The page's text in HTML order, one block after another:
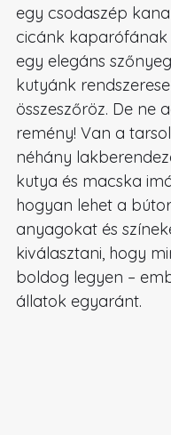
egy csodaszép
cicánk kaparófának
egy elegáns
kutyánk
összeszőröz. De ne
remény! Van a
néhány
kutya és macska
hogyan lehet a
anyagokat és
kiválasztani, hogy
boldog legyen –
állatok egyaránt.